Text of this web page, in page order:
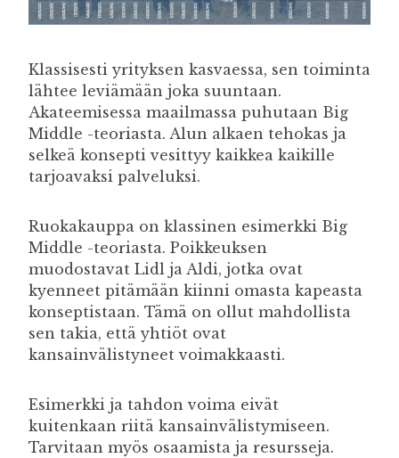
Klassisesti yrityksen kasvaessa, sen toiminta
lähtee leviämään joka suuntaan.
Akateemisessa maailmassa puhutaan Big
Middle -teoriasta. Alun alkaen tehokas ja
selkeä konsepti vesittyy kaikkea kaikille
tarjoavaksi palveluksi.
Ruokakauppa on klassinen esimerkki Big
Middle -teoriasta. Poikkeuksen
muodostavat Lidl ja Aldi, jotka ovat
kyenneet pitämään kiinni omasta kapeasta
konseptistaan. Tämä on ollut mahdollista
sen takia, että yhtiöt ovat
kansainvälistyneet voimakkaasti.
Esimerkki ja tahdon voima eivät
kuitenkaan riitä kansainvälistymiseen.
Tarvitaan myös osaamista ja resursseja.